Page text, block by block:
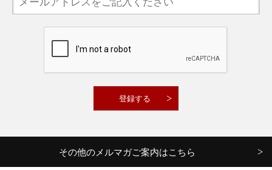
その他のメルマガご案内はこちら